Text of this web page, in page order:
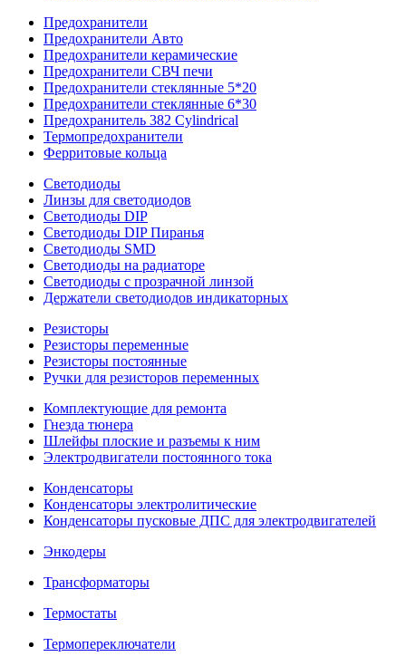
Предохранители
Предохранители Авто
Предохранители керамические
Предохранители СВЧ печи
Предохранители стеклянные 5*20
Предохранители стеклянные 6*30
Предохранитель 382 Cylindrical
Термопредохранители
Ферритовые кольца
Светодиоды
Линзы для светодиодов
Светодиоды DIP
Светодиоды DIP Пиранья
Светодиоды SMD
Светодиоды на радиаторе
Светодиоды с прозрачной линзой
Держатели светодиодов индикаторных
Резисторы
Резисторы переменные
Резисторы постоянные
Ручки для резисторов переменных
Комплектующие для ремонта
Гнезда тюнера
Шлейфы плоские и разъемы к ним
Электродвигатели постоянного тока
Конденсаторы
Конденсаторы электролитические
Конденсаторы пусковые ДПС для электродвигателей
Энкодеры
Трансформаторы
Термостаты
Термопереключатели